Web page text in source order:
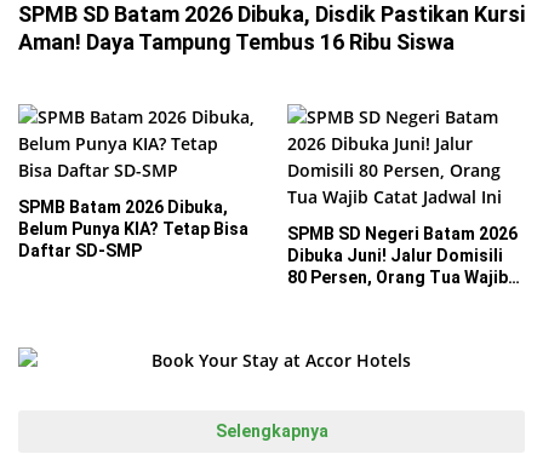
SPMB SD Batam 2026 Dibuka, Disdik Pastikan Kursi
Aman! Daya Tampung Tembus 16 Ribu Siswa
SPMB Batam 2026 Dibuka,
Belum Punya KIA? Tetap Bisa
Daftar SD-SMP
SPMB SD Negeri Batam 2026
Dibuka Juni! Jalur Domisili
80 Persen, Orang Tua Wajib
Selengkapnya